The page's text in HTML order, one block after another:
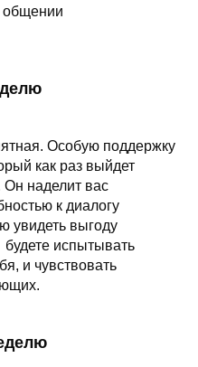
общении
Особую поддержку
как раз выйдет
Он наделит вас
к диалогу
увидеть выгоду
испытывать
и чувствовать